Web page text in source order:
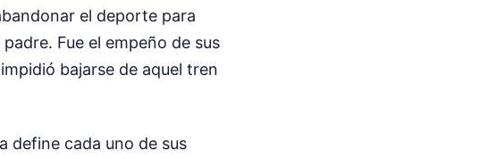
el deporte para
Fue el empeño de sus
bajarse de aquel tren
define cada uno de sus